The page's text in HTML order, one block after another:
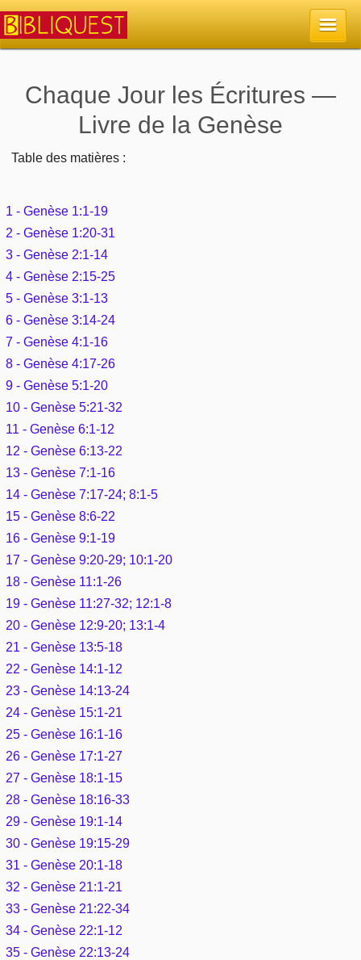
Retour à l'accueil
Quoi de neuf sur Bibliquest
Sujets d'actualité
Outils
Paramètres
La Bible
Lisez la Bible
Écoutez la Bible
Rechercher (concordance)
Au sujet de la Bible
Études et commentaires par passage
Tous les sujets
Dieu
La Bible
L'Évangile, le Salut
Mort, résurrection
L'Église, l'Assemblée
Prophétie
Mariage, famille
Sujets de A à Z
Édification
Commentaires journaliers
COURS Bibliques - GUIDES de lecture
Pour débuter
Rechercher dans le site
Sujets de A à Z
Rechercher dans la Bible
Études et commentaires par passage
Dictionnaires bibliques
Sommaires
Aperçus Livres de la Bible
Autres FAQ
Chaque Jour les Écritures —
Livre de la Genèse
Table des matières :
1 - Genèse 1:1-19
2 - Genèse 1:20-31
3 - Genèse 2:1-14
4 - Genèse 2:15-25
5 - Genèse 3:1-13
6 - Genèse 3:14-24
7 - Genèse 4:1-16
8 - Genèse 4:17-26
9 - Genèse 5:1-20
10 - Genèse 5:21-32
11 - Genèse 6:1-12
12 - Genèse 6:13-22
13 - Genèse 7:1-16
14 - Genèse 7:17-24; 8:1-5
15 - Genèse 8:6-22
16 - Genèse 9:1-19
17 - Genèse 9:20-29; 10:1-20
18 - Genèse 11:1-26
19 - Genèse 11:27-32; 12:1-8
20 - Genèse 12:9-20; 13:1-4
21 - Genèse 13:5-18
22 - Genèse 14:1-12
23 - Genèse 14:13-24
24 - Genèse 15:1-21
25 - Genèse 16:1-16
26 - Genèse 17:1-27
27 - Genèse 18:1-15
28 - Genèse 18:16-33
29 - Genèse 19:1-14
30 - Genèse 19:15-29
31 - Genèse 20:1-18
32 - Genèse 21:1-21
33 - Genèse 21:22-34
34 - Genèse 22:1-12
35 - Genèse 22:13-24